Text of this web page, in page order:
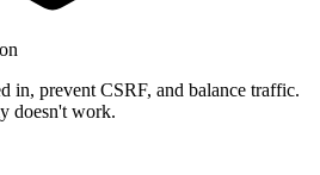
in, prevent CSRF, and balance traffic.
doesn't work.